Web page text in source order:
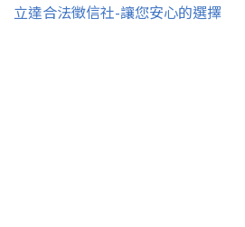
立達合法徵信社-讓您安心的選擇